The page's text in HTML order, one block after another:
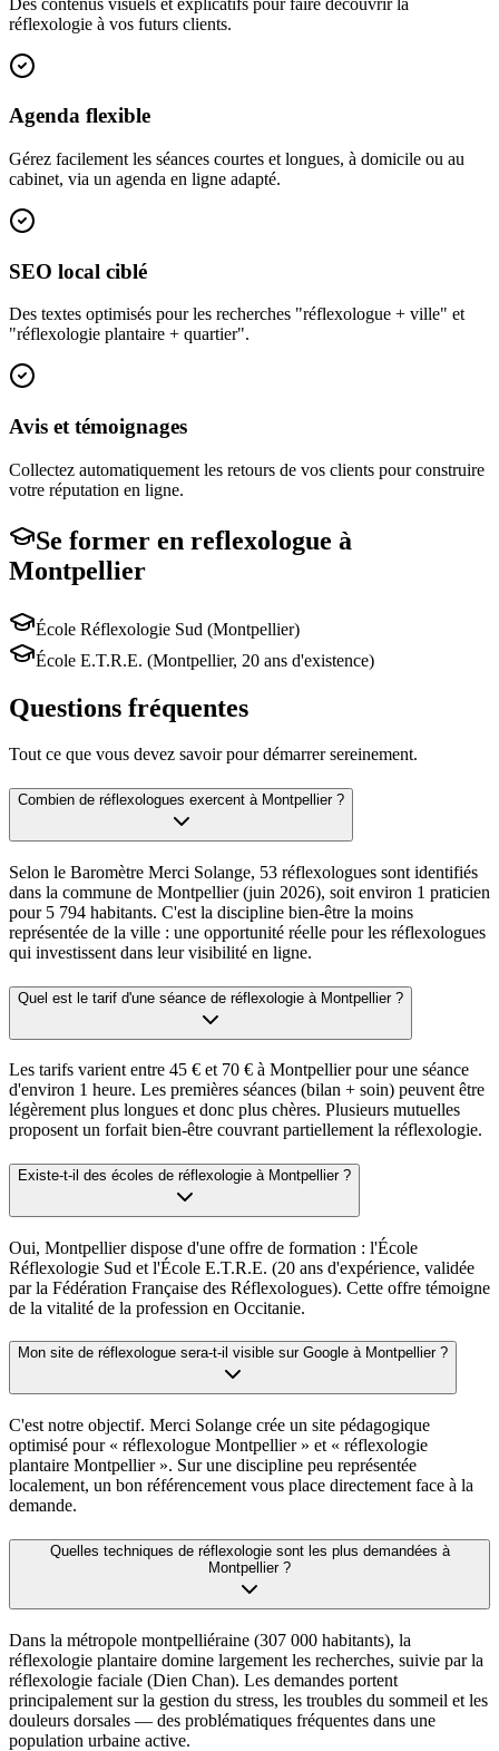
réflexologie à vos futurs clients.
Agenda flexible
Gérez facilement les séances courtes et longues, à domicile ou au
cabinet, via un agenda en ligne adapté.
SEO local ciblé
Des textes optimisés pour les recherches "réflexologue + ville" et
"réflexologie plantaire + quartier".
Avis et témoignages
Collectez automatiquement les retours de vos clients pour construire
votre réputation en ligne.
Se former en reflexologue à
Montpellier
École Réflexologie Sud (Montpellier)
École E.T.R.E. (Montpellier, 20 ans d'existence)
Questions fréquentes
Tout ce que vous devez savoir pour démarrer sereinement.
Combien de réflexologues exercent à Montpellier ?
Selon le Baromètre Merci Solange, 53 réflexologues sont identifiés
dans la commune de Montpellier (juin 2026), soit environ 1 praticien
pour 5 794 habitants. C'est la discipline bien-être la moins
représentée de la ville : une opportunité réelle pour les réflexologues
qui investissent dans leur visibilité en ligne.
Quel est le tarif d'une séance de réflexologie à Montpellier ?
Les tarifs varient entre 45 € et 70 € à Montpellier pour une séance
d'environ 1 heure. Les premières séances (bilan + soin) peuvent être
légèrement plus longues et donc plus chères. Plusieurs mutuelles
proposent un forfait bien-être couvrant partiellement la réflexologie.
Existe-t-il des écoles de réflexologie à Montpellier ?
Oui, Montpellier dispose d'une offre de formation : l'École
Réflexologie Sud et l'École E.T.R.E. (20 ans d'expérience, validée
par la Fédération Française des Réflexologues). Cette offre témoigne
de la vitalité de la profession en Occitanie.
Mon site de réflexologue sera-t-il visible sur Google à Montpellier ?
C'est notre objectif. Merci Solange crée un site pédagogique
optimisé pour « réflexologue Montpellier » et « réflexologie
plantaire Montpellier ». Sur une discipline peu représentée
localement, un bon référencement vous place directement face à la
demande.
Quelles techniques de réflexologie sont les plus demandées à
Montpellier ?
Dans la métropole montpelliéraine (307 000 habitants), la
réflexologie plantaire domine largement les recherches, suivie par la
réflexologie faciale (Dien Chan). Les demandes portent
principalement sur la gestion du stress, les troubles du sommeil et les
douleurs dorsales — des problématiques fréquentes dans une
population urbaine active.